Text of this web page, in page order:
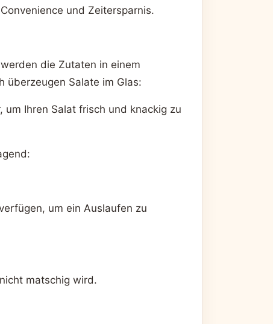
und Zeitersparnis.
die Zutaten in einem
überzeugen Salate im Glas:
Ihren Salat frisch und knackig zu
um ein Auslaufen zu
matschig wird.